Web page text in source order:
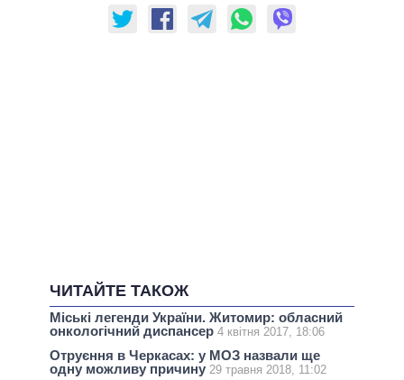
ЧИТАЙТЕ ТАКОЖ
Міські легенди України. Житомир: обласний
онкологічний диспансер 4 квітня 2017, 18:06
Отруєння в Черкасах: у МОЗ назвали ще
одну можливу причину 29 травня 2018, 11:02